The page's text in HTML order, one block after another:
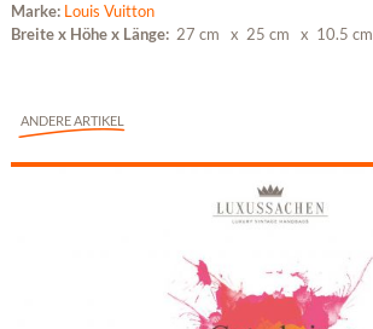
Marke: Louis Vuitton
Breite x Höhe x Länge: 27 cm x 25 cm x 10.5 cm
ANDERE ARTIKEL